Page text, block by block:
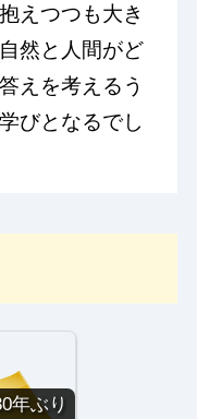
えつつも大き
然と人間がど
えを考えるう
びとなるでし
年ぶり